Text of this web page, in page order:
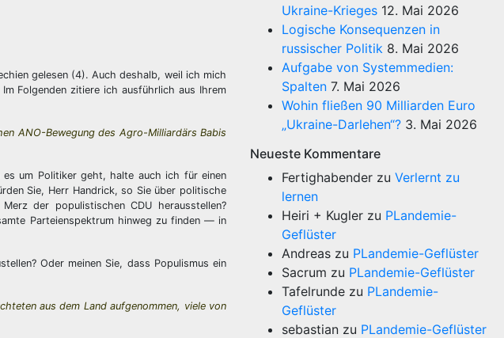
gelesen (4). Auch deshalb, weil ich mich
Folgenden zitiere ich ausführlich aus Ihrem
ANO-Bewegung des Agro-Milliardärs Babis
es um Politiker geht, halte auch ich für einen
Sie, Herr Handrick, so Sie über politische
der populistischen CDU herausstellen?
Parteienspektrum hinweg zu finden — in
Oder meinen Sie, dass Populismus ein
aus dem Land aufgenommen, viele von
Ukraine-Krieges 12. Mai 2026
Logische Konsequenzen in
russischer Politik 8. Mai 2026
Aufgabe von Systemmedien:
Spalten 7. Mai 2026
Wohin fließen 90 Milliarden Euro
„Ukraine-Darlehen“? 3. Mai 2026
Neueste Kommentare
Fertighabender zu Verlernt zu
lernen
Heiri + Kugler zu PLandemie-
Geflüster
Andreas zu PLandemie-Geflüster
Sacrum zu PLandemie-Geflüster
Tafelrunde zu PLandemie-
Geflüster
sebastian zu PLandemie-Geflüster